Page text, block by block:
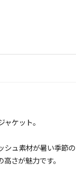
ケット。
ュ素材が暑い季
さが魅力です。